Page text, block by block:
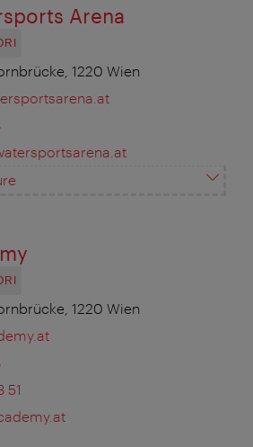
Arena
1220 Wien
1220 Wien
51